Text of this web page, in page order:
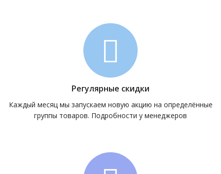
Регулярные скидки
Каждый месяц мы запускаем новую акцию на определённые
группы товаров. Подробности у менеджеров